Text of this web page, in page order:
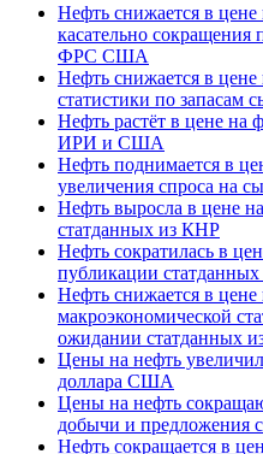
Нефть снижается в
касательно
ФРС США
Нефть снижается в
статистики по запасам
Нефть растёт в цене на
ИРИ и США
Нефть поднимается в
увеличения спроса на
Нефть выросла в цене
статданных из КНР
Нефть сократилась в
публикации
Нефть снижается в
макроэкономической
ожидании статданных
Цены на нефть
доллара США
Цены на нефть
добычи и предложения
Нефть сокращается в